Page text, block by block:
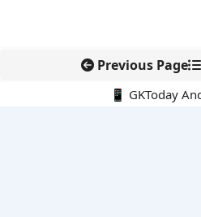
Previous Page
📱 GKToday